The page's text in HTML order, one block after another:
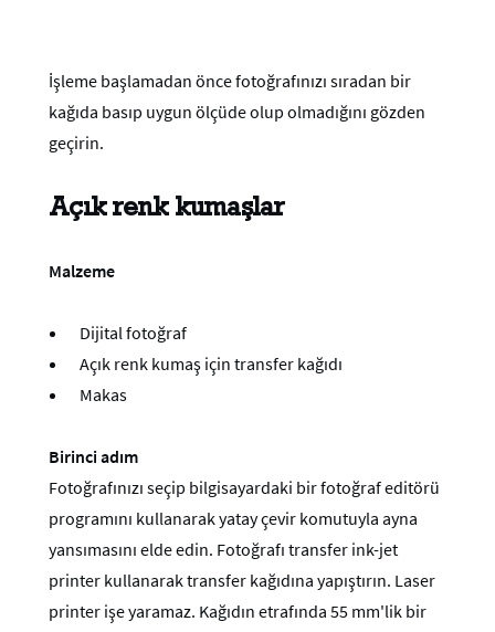
İşleme başlamadan önce fotoğrafınızı sıradan bir
kağıda basıp uygun ölçüde olup olmadığını gözden
geçirin.
Açık renk kumaşlar
Malzeme
Dijital fotoğraf
Açık renk kumaş için transfer kağıdı
Makas
Birinci adım
Fotoğrafınızı seçip bilgisayardaki bir fotoğraf editörü
programını kullanarak yatay çevir komutuyla ayna
yansımasını elde edin. Fotoğrafı transfer ink-jet
printer kullanarak transfer kağıdına yapıştırın. Laser
printer işe yaramaz. Kağıdın etrafında 55 mm'lik bir